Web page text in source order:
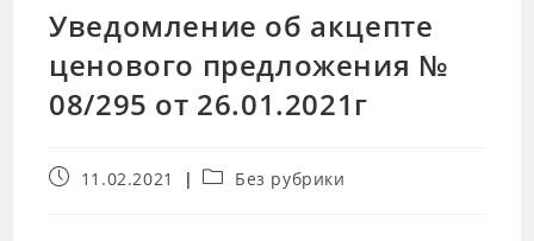
Уведомление об акцепте
ценового предложения №
08/295 от 26.01.2021г
11.02.2021 Без рубрики